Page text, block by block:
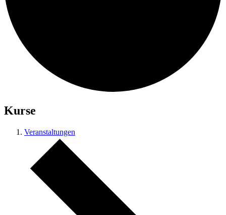
Kurse
Veranstaltungen